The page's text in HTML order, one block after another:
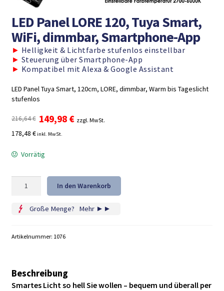
LED Panel LORE 120, Tuya Smart,
WiFi, dimmbar, Smartphone-App
► Helligkeit & Lichtfarbe stufenlos einstellbar
► Steuerung über Smartphone-App
► Kompatibel mit Alexa & Google Assistant
LED Panel Tuya Smart, 120cm, LORE, dimmbar, Warm bis Tageslicht
stufenlos
216,64€ Ursprünglicher
Preis
war:
149,98 €Aktueller
zzgl. MwSt.
178,48 €inkl. MwSt.
Vorrätig
Panel
120,
WiFi,
App
In den Warenkorb
Große Menge? Mehr ►►
Artikelnummer: 1076
Beschreibung
Smartes Licht so hell Sie wollen – bequem und überall per